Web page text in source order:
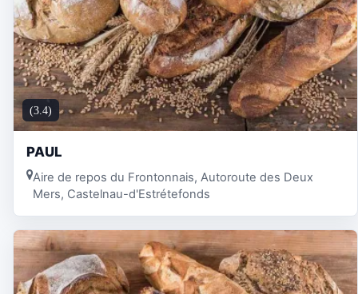
(3.4)
PAUL
Aire de repos du Frontonnais, Autoroute des Deux
Mers, Castelnau-d'Estrétefonds